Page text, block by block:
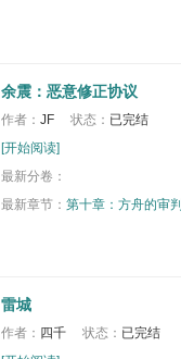
余震：恶意修正协议
作者： JF 状态： 已完结
[开始阅读]
最新分卷：
最新章节： 第十章：方舟的审判
雷城
作者： 四千 状态： 已完结